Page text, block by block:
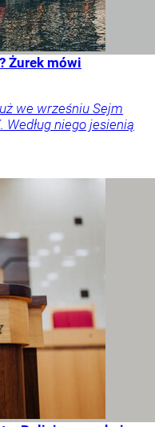
Żurek mówi
we wrześniu Sejm
niego jesienią